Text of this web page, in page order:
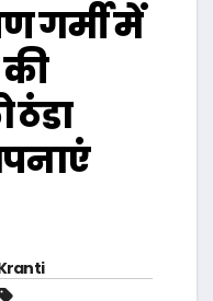
गर्मी में
ठंडा